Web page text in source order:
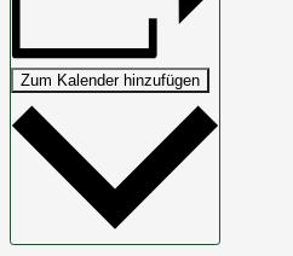
Zum Kalender hinzufügen